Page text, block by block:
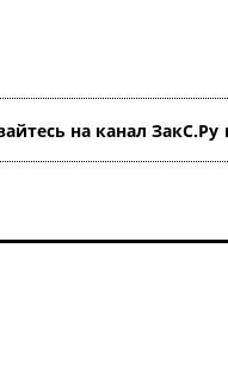
на канал ЗакС.Ру